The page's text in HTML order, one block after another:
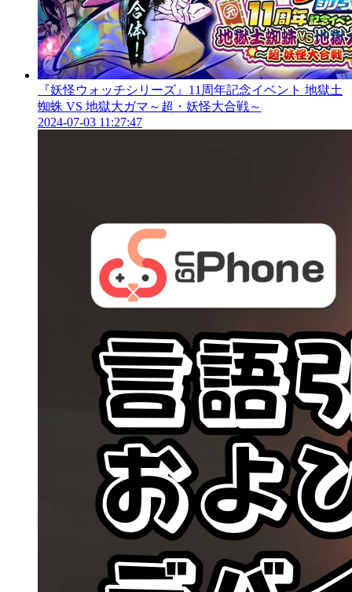
『妖怪ウォッチシリーズ』11周年記念イベント 地獄土
蜘蛛 VS 地獄大ガマ～超・妖怪大合戦～
2024-07-03 11:27:47